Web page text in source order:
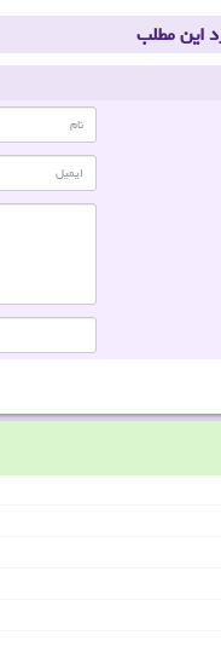
این مطلب